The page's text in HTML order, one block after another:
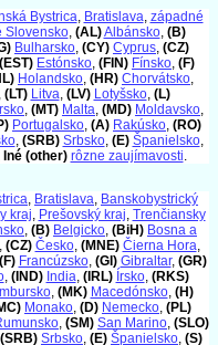
Bystrica, Bratislava, západné
Slovensko, (AL)Albánsko, (B)
Bulharsko, (CY) Cyprus, (CZ)
(EST) Estónsko, (FIN) Fínsko, (F)
Holandsko, (HR) Chorvátsko,
(LT) Litva, (LV) Lotyšsko, (L)
, (MT) Malta, (MD) Moldavsko,
Portugalsko, (A) Rakúsko, (RO)
, (SRB) Srbsko, (E) Španielsko,
Iné (other) rôzne zaujímavosti.
, Bratislava, Banskobystrický
kraj, Prešovský kraj, Trenčiansky
, (B) Belgicko, (BiH) Bosna a
(CZ) Česko, (MNE) Čierna Hora,
(F) Francúzsko, (GI) Gibraltar, (GR)
, (IND) India, (IRL) Írsko, (RKS)
, (MK) Macedónsko, (H)
Monako, (D) Nemecko, (PL)
, (SM) San Marino, (SLO)
(SRB) Srbsko, (E) Španielsko, (S)